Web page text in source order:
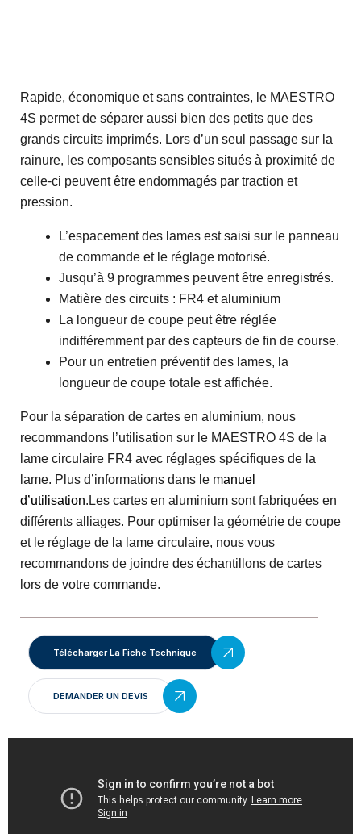
Rapide, économique et sans contraintes, le MAESTRO
4S permet de séparer aussi bien des petits que des
grands circuits imprimés. Lors d’un seul passage sur la
rainure, les composants sensibles situés à proximité de
celle-ci peuvent être endommagés par traction et
pression.
L’espacement des lames est saisi sur le panneau
de commande et le réglage motorisé.
Jusqu’à 9 programmes peuvent être enregistrés.
Matière des circuits : FR4 et aluminium
La longueur de coupe peut être réglée
indifféremment par des capteurs de fin de course.
Pour un entretien préventif des lames, la
longueur de coupe totale est affichée.
Pour la séparation de cartes en aluminium, nous
recommandons l’utilisation sur le MAESTRO 4S de la
lame circulaire FR4 avec réglages spécifiques de la
lame. Plus d’informations dans le manuel
d’utilisation.Les cartes en aluminium sont fabriquées en
différents alliages. Pour optimiser la géométrie de coupe
et le réglage de la lame circulaire, nous vous
recommandons de joindre des échantillons de cartes
lors de votre commande.
Télécharger La Fiche Technique
DEMANDER UN DEVIS